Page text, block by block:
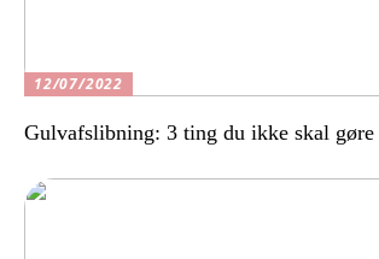
12/07/2022
Gulvafslibning: 3 ting du ikke skal gøre